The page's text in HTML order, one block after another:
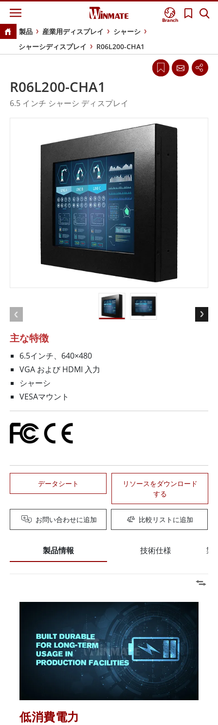
Branch
製品 産業用ディスプレイ
シャーシ
シャーシディスプレイ
R06L200-CHA1
主な特徴
6.5インチ、640×480
VGA および HDMI 入力
シャーシ
VESAマウント
データシート
リソースをダウンロード
する
お問い合わせに追加 比較リストに追加
R06L200-CHA1
6.5 インチ シャーシ ディスプレイ
製品情報 技術仕様 製
低消費電力